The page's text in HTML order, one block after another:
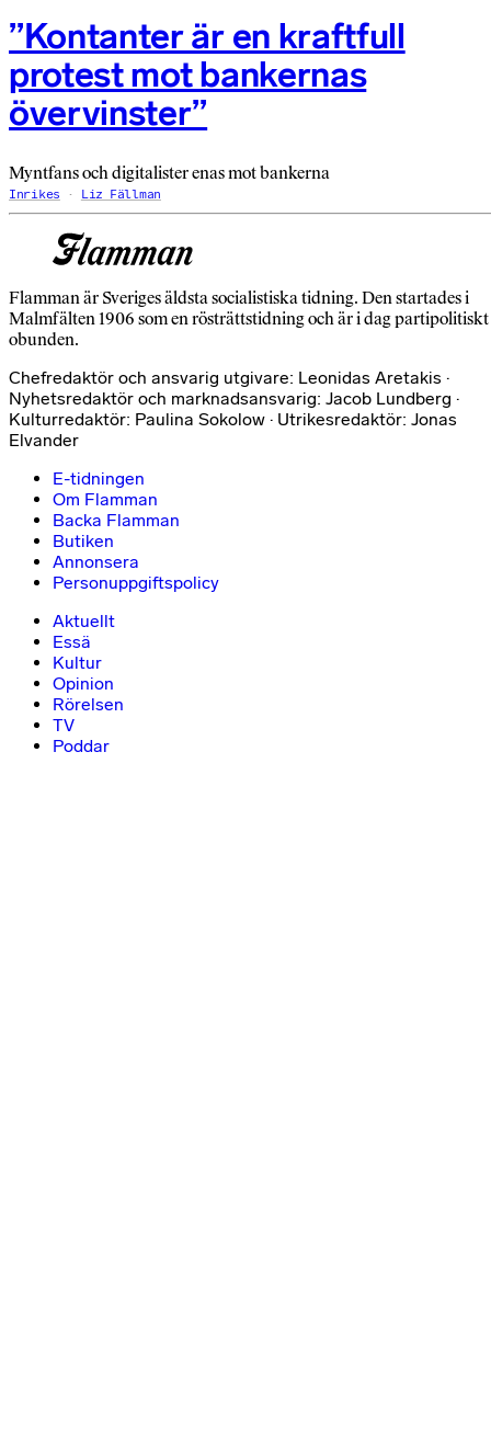
”Kontanter är en kraftfull
protest mot bankernas
övervinster”
Myntfans och digitalister enas mot bankerna
Inrikes Liz Fällman
Flamman är Sveriges äldsta socialistiska tidning. Den startades i
Malmfälten 1906 som en rösträttstidning och är i dag partipolitiskt
obunden.
Chefredaktör och ansvarig utgivare: Leonidas Aretakis ·
Nyhetsredaktör och marknadsansvarig: Jacob Lundberg ·
Kulturredaktör: Paulina Sokolow · Utrikesredaktör: Jonas
Elvander
E-tidningen
Om Flamman
Backa Flamman
Butiken
Annonsera
Personuppgiftspolicy
Aktuellt
Essä
Kultur
Opinion
Rörelsen
TV
Poddar